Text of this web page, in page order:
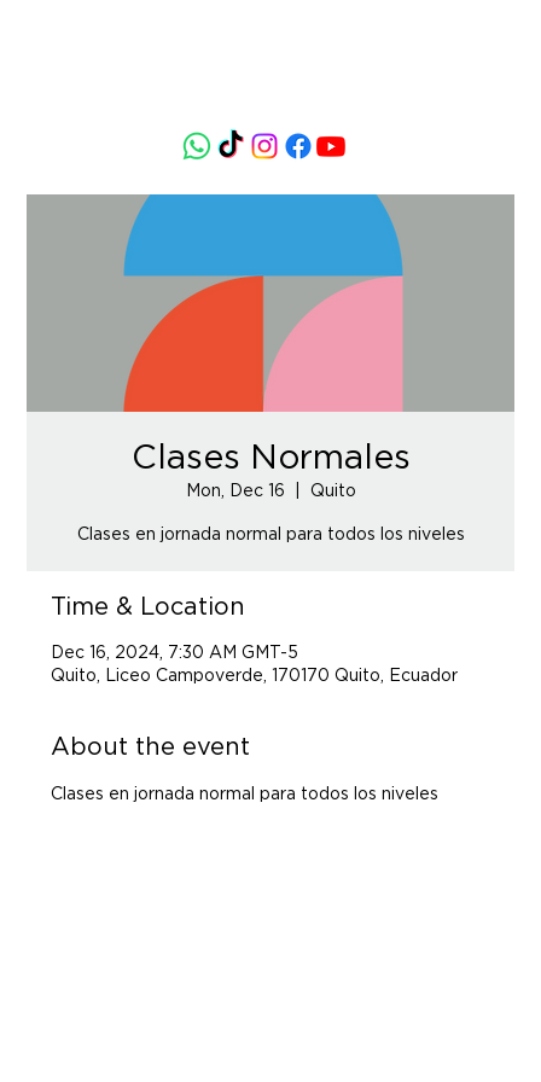
Clases Normales
Mon, Dec 16 Quito
Clases en jornada normal para todos los niveles
Time & Location
Dec 16, 2024, 7:30 AM GMT-5
Quito, Liceo Campoverde, 170170 Quito, Ecuador
About the event
Clases en jornada normal para todos los niveles